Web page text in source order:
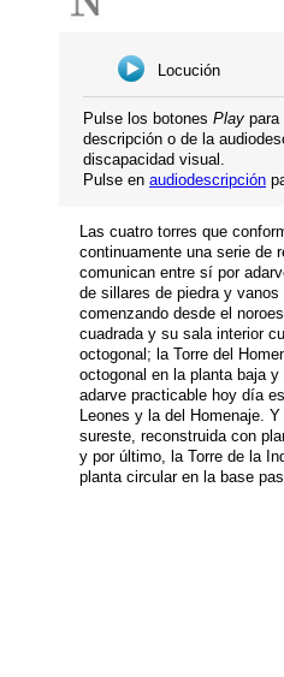
Locución
Pulse los botonesPlay para
descripción o de la
discapacidad visual.
Pulse enaudiodescripción
Las cuatro torres que
continuamente una serie de
comunican entre sí por
de sillares de piedra y
comenzando desde el
cuadrada y su sala interior
octogonal; la Torre del
octogonal en la planta baja
adarve practicable hoy día
Leones y la del Homenaje.
sureste, reconstruida con
y por último, la Torre de la
planta circular en la base